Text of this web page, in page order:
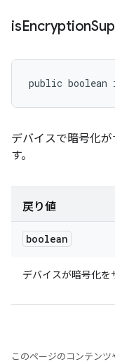
isEncryption
public boolean
デバイスで暗号化
す。
戻り値
boolean
デバイスが暗号化
このページのコンテンツ